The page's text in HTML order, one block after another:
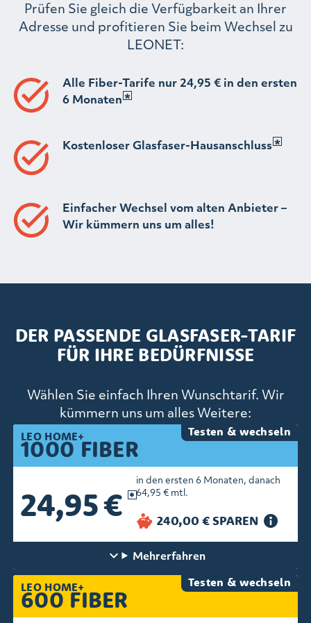
Prüfen Sie gleich die Verfügbarkeit an Ihrer
Adresse und profitieren Sie beim Wechsel zu
LEONET:
Alle Fiber-Tarife nur 24,95 € in den ersten
6 Monaten
Kostenloser Glasfaser-Hausanschluss
Einfacher Wechsel vom alten Anbieter –
Wir kümmern uns um alles!
DER PASSENDE GLASFASER-TARIF
FÜR IHRE BEDÜRFNISSE
Wählen Sie einfach Ihren Wunschtarif. Wir
kümmern uns um alles Weitere:
LEO HOME+
600 FIBER
Testen & wechseln
LEO HOME+
1000 FIBER
Testen & wechseln
24,95 €
in den ersten 6 Monaten, danach
64,95 € mtl.
Mehrerfahren